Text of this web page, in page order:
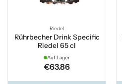
Riedel
Rührbecher Drink Specific
Riedel 65 cl
Auf Lager
€63.86